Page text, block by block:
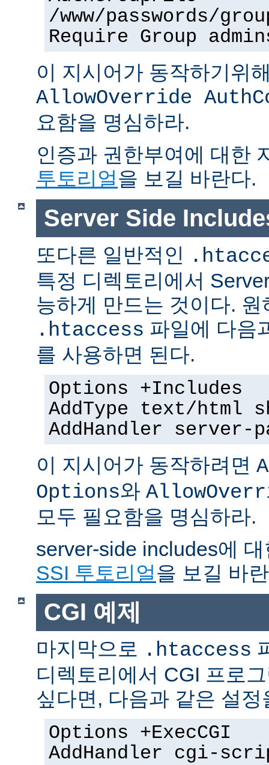
/www/passwords/
Require Group
이 지시어가 동작하기위
AllowOverride
요함을 명심하라.
인증과 권한부여에 대한
투토리얼을 보길 바란다.
Server Side
또다른 일반적인
특정 디렉토리에서
능하게 만드는 것이다.
.htaccess 파일에 다음
를 사용하면 된다.
Options +Includes
AddType text/html
AddHandler server-
이 지시어가 동작하려면
Options와
모두 필요함을 명심하라.
server-side includes에
SSI 투토리얼을 보길 바
CGI 예제
마지막으로 .htaccess
디렉토리에서 CGI 프로
싶다면, 다음과 같은 설정
Options +ExecCGI
AddHandler cgi-